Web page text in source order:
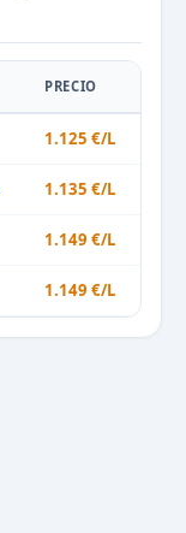
PRECIO
1.125 €/L
1.135 €/L
1.149 €/L
1.149 €/L